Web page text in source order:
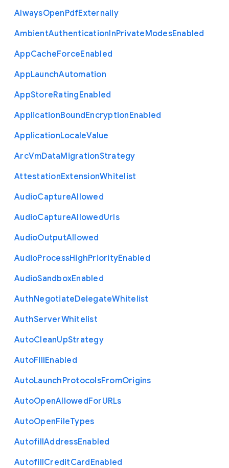
AlwaysOpenPdfExternally
AmbientAuthenticationInPrivateModesEnabled
AppCacheForceEnabled
AppLaunchAutomation
AppStoreRatingEnabled
ApplicationBoundEncryptionEnabled
ApplicationLocaleValue
ArcVmDataMigrationStrategy
AttestationExtensionWhitelist
AudioCaptureAllowed
AudioCaptureAllowedUrls
AudioOutputAllowed
AudioProcessHighPriorityEnabled
AudioSandboxEnabled
AuthNegotiateDelegateWhitelist
AuthServerWhitelist
AutoCleanUpStrategy
AutoFillEnabled
AutoLaunchProtocolsFromOrigins
AutoOpenAllowedForURLs
AutoOpenFileTypes
AutofillAddressEnabled
AutofillCreditCardEnabled